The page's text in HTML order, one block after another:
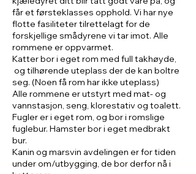
får et førsteklasses opphold. Vi har nye
flotte fasiliteter tilrettelagt for de
forskjellige smådyrene vi tar imot. Alle
rommene er oppvarmet.
Katter bor i eget rom med full takhøyde,
og tilhørende uteplass der de kan boltre
seg. (Noen få rom har ikke uteplass)
Alle rommene er utstyrt med mat- og
vannstasjon, seng, klorestativ og toalett.
Fugler er i eget rom, og bor i romslige
fuglebur. Hamster bor i eget medbrakt
bur.
Kanin og marsvin avdelingen er for tiden
under om/utbygging, de bor derfor nå i